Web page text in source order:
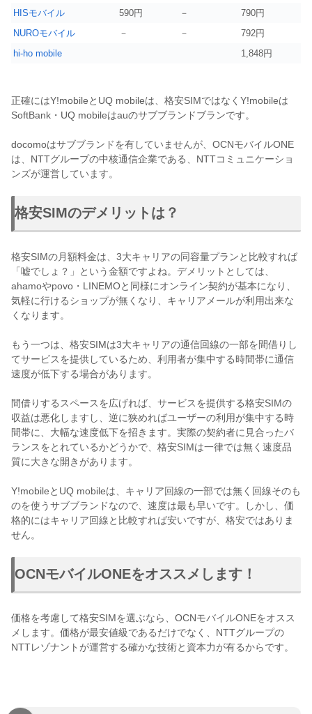
HISモバイル
590円 －
790円
NUROモバイル
－ －
792円
hi-ho mobile
1,848円
正確にはY!mobileとUQ mobileは、格安SIMではなくY!mobileは
SoftBank・UQ mobileはauのサブブランドブランです。
docomoはサブブランドを有していませんが、OCNモバイルONE
は、NTTグループの中核通信企業である、NTTコミュニケーショ
ンズが運営しています。
格安SIMのデメリットは？
格安SIMの月額料金は、3大キャリアの同容量プランと比較すれば
「嘘でしょ？」という金額ですよね。デメリットとしては、
ahamoやpovo・LINEMOと同様にオンライン契約が基本になり、
気軽に行けるショップが無くなり、キャリアメールが利用出来な
くなります。
もう一つは、格安SIMは3大キャリアの通信回線の一部を間借りし
てサービスを提供しているため、利用者が集中する時間帯に通信
速度が低下する場合があります。
間借りするスペースを広げれば、サービスを提供する格安SIMの
収益は悪化しますし、逆に狭めればユーザーの利用が集中する時
間帯に、大幅な速度低下を招きます。実際の契約者に見合ったバ
ランスをとれているかどうかで、格安SIMは一律では無く速度品
質に大きな開きがあります。
Y!mobileとUQ mobileは、キャリア回線の一部では無く回線そのも
のを使うサブブランドなので、速度は最も早いです。しかし、価
格的にはキャリア回線と比較すれば安いですが、格安ではありま
せん。
OCNモバイルONEをオススメします！
価格を考慮して格安SIMを選ぶなら、OCNモバイルONEをオスス
メします。価格が最安値級であるだけでなく、NTTグループの
NTTレゾナントが運営する確かな技術と資本力が有るからです。